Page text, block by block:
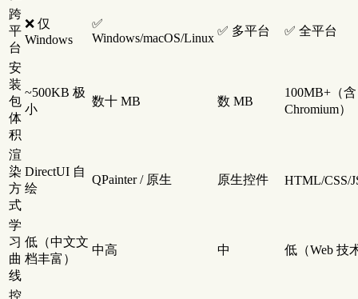
跨
平
台
❌ 仅
Windows
✅
Windows/macOS/Linux
✅ 多平台 ✅ 全平台
安
装
包
体
积
~500KB 极
小
数十 MB 数 MB
100MB+（含
Chromium）
渲
染
方
式
DirectUI 自
绘
QPainter / 原生 原生控件 HTML/CSS/
学
习
曲
线
低（中文文
档丰富）
中高 中 低（Web 技
控